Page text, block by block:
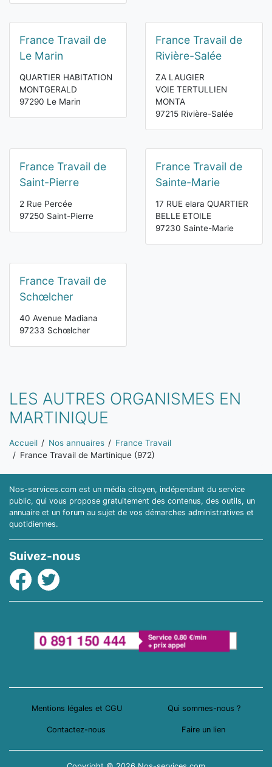
France Travail de
Le Marin
QUARTIER HABITATION
MONTGERALD
97290 Le Marin
France Travail de
Rivière-Salée
ZA LAUGIER
VOIE TERTULLIEN
MONTA
97215 Rivière-Salée
France Travail de
Saint-Pierre
2 Rue Percée
97250 Saint-Pierre
France Travail de
Sainte-Marie
17 RUE elara QUARTIER
BELLE ETOILE
97230 Sainte-Marie
France Travail de
Schœlcher
40 Avenue Madiana
97233 Schœlcher
LES AUTRES ORGANISMES EN
MARTINIQUE
Vous êtes ici:
Accueil Nos annuaires
France Travail
France Travail de Martinique (972)
Nos-services.com est un média citoyen, indépendant du service
public, qui vous propose gratuitement des contenus, des outils, un
annuaire et un forum au sujet de vos démarches administratives et
quotidiennes.
Suivez-nous
Facebook
Twitter
Mentions légales et CGU Qui sommes-nous ?
Contactez-nous Faire un lien